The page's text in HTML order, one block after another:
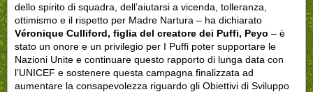
dello spirito di squadra, dell’aiutarsi a vicenda, tolleranza,
ottimismo e il rispetto per Madre Nartura – ha dichiarato
Véronique Culliford, figlia del creatore dei Puffi, Peyo – è
stato un onore e un privilegio per I Puffi poter supportare le
Nazioni Unite e continuare questo rapporto di lunga data con
l’UNICEF e sostenere questa campagna finalizzata ad
aumentare la consapevolezza riguardo gli Obiettivi di Sviluppo